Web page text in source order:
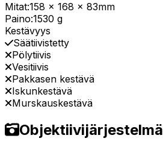
Mitat:158 x 168 x 83mm
Paino:1530 g
Kestävyys
Säätiivistetty
Pölytiivis
Vesitiivis
Pakkasen kestävä
Iskunkestävä
Murskauskestävä
Objektiivijärjestelmä